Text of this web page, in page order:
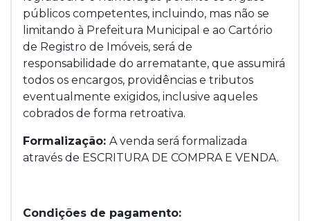
públicos competentes, incluindo, mas não se
limitando à Prefeitura Municipal e ao Cartório
de Registro de Imóveis, será de
responsabilidade do arrematante, que assumirá
todos os encargos, providências e tributos
eventualmente exigidos, inclusive aqueles
cobrados de forma retroativa.
Formalização: A venda será formalizada
através de ESCRITURA DE COMPRA E VENDA.
Condições de pagamento: